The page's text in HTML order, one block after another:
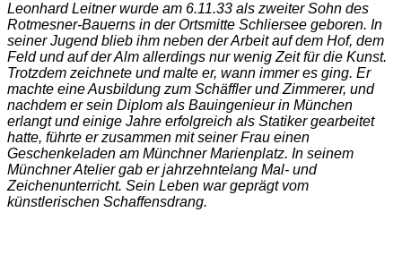
Leonhard Leitner wurde am 6.11.33 als zweiter Sohn des
Rotmesner-Bauerns in der Ortsmitte Schliersee geboren. In
seiner Jugend blieb ihm neben der Arbeit auf dem Hof, dem
Feld und auf der Alm allerdings nur wenig Zeit für die Kunst.
Trotzdem zeichnete und malte er, wann immer es ging. Er
machte eine Ausbildung zum Schäffler und Zimmerer, und
nachdem er sein Diplom als Bauingenieur in München
erlangt und einige Jahre erfolgreich als Statiker gearbeitet
hatte, führte er zusammen mit seiner Frau einen
Geschenkeladen am Münchner Marienplatz. In seinem
Münchner Atelier gab er jahrzehntelang Mal- und
Zeichenunterricht. Sein Leben war geprägt vom
künstlerischen Schaffensdrang.